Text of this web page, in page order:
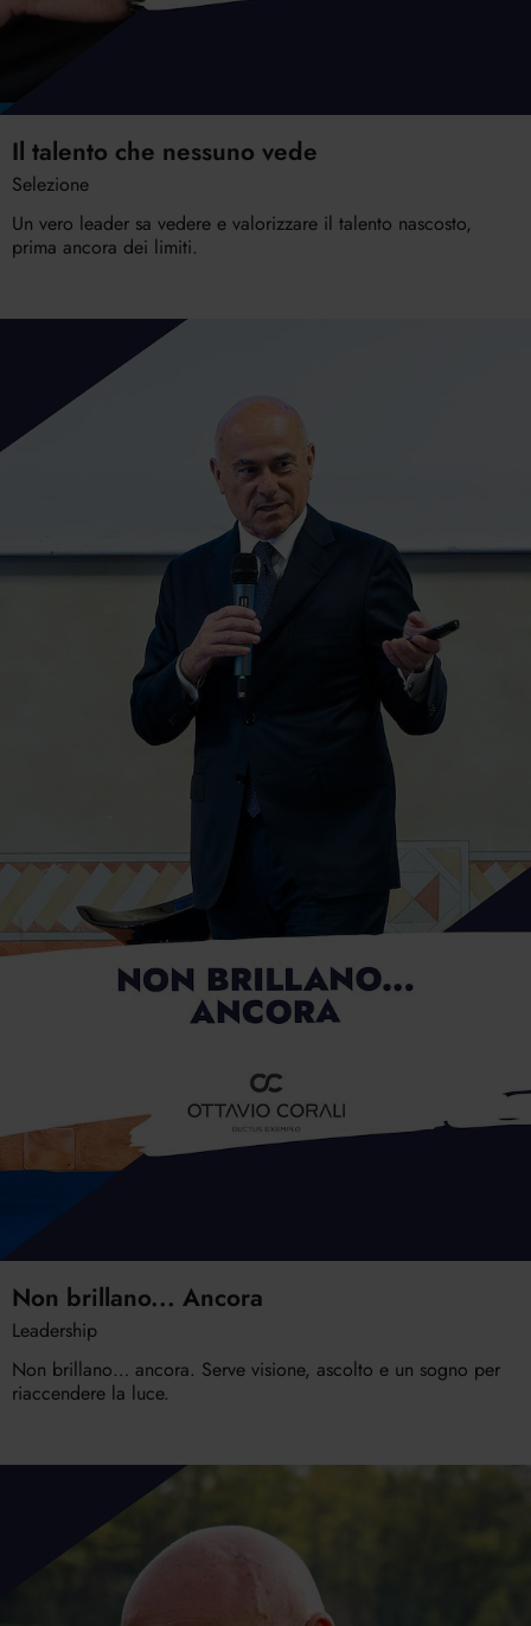
Il talento che nessuno vede
Selezione
Un vero leader sa vedere e valorizzare il talento nascosto,
prima ancora dei limiti.
Non brillano... Ancora
Leadership
Non brillano… ancora. Serve visione, ascolto e un sogno per
riaccendere la luce.